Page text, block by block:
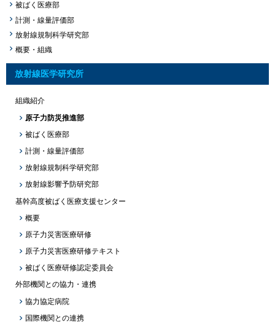
被ばく医療部
計測・線量評価部
放射線規制科学研究部
概要・組織
放射線医学研究所
組織紹介
原子力防災推進部
被ばく医療部
計測・線量評価部
放射線規制科学研究部
放射線影響予防研究部
基幹高度被ばく医療支援センター
概要
原子力災害医療研修
原子力災害医療研修テキスト
被ばく医療研修認定委員会
外部機関との協力・連携
協力協定病院
国際機関との連携